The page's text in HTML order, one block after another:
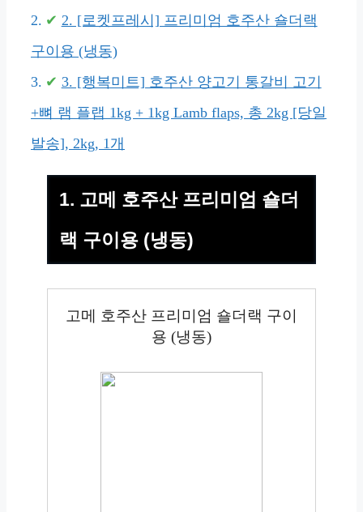
2. [로켓프레시] 프리미엄 호주산 숄더랙
구이용 (냉동)
3. [행복미트] 호주산 양고기 통갈비 고기
+뼈 램 플랩 1kg + 1kg Lamb flaps, 총 2kg [당일
발송], 2kg, 1개
1. 고메 호주산 프리미엄 숄더
랙 구이용 (냉동)
고메 호주산 프리미엄 숄더랙 구이
용 (냉동)